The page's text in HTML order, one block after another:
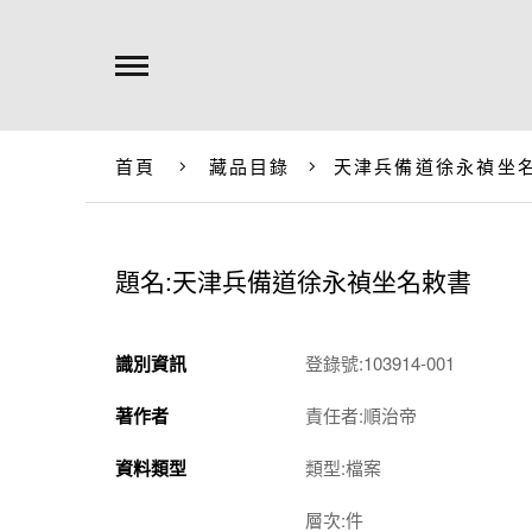
首頁 藏品目錄 天津兵備道徐永禎坐
題名:天津兵備道徐永禎坐名敕書
識別資訊 登錄號:103914-001
著作者 責任者:順治帝
資料類型 類型:檔案
層次:件